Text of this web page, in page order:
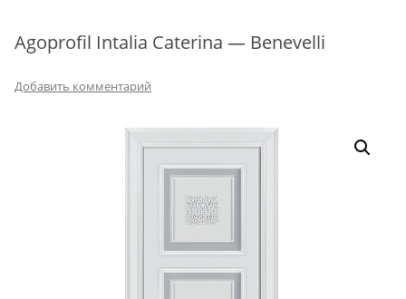
Agoprofil Intalia Caterina — Benevelli
Добавить комментарий